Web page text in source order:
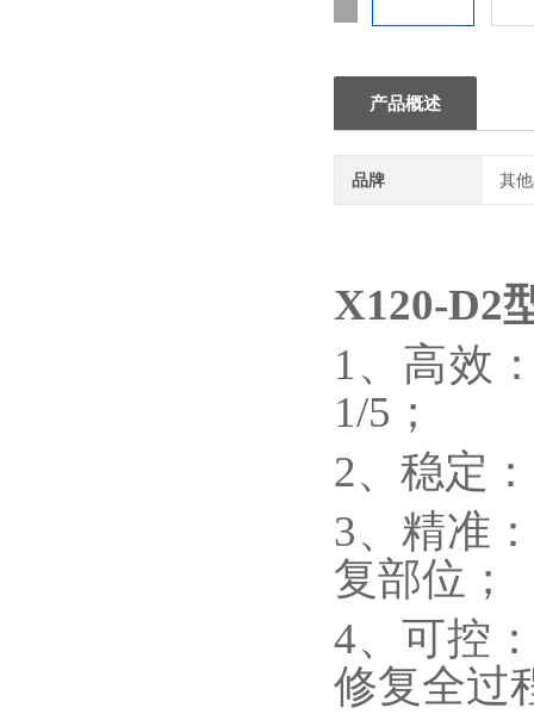
产品概述
品牌 其
X120-D2
1、高效
1/5；
2、稳定
3、精准
复部位；
4、可控
修复全过